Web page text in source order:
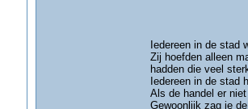
Dolly
Iedereen in de stad
Zij hoefden alleen
hadden die veel
Iedereen in de stad
Als de handel er
Gewoonlijk zag je